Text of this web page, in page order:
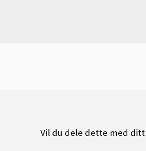
Vil du dele dette med